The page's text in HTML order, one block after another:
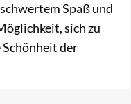
Spaß und
sich zu
der